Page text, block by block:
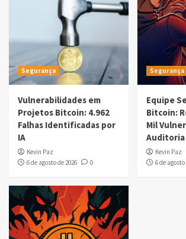
Segurança
Vulnerabilidades em
Projetos Bitcoin: 4.962
Falhas Identificadas por
IA
Kevin Paz
6 de agosto de 2026
0
Segurança
Equipe
Bitcoin:
Mil
Auditoria
Kevin Paz
6 de agosto